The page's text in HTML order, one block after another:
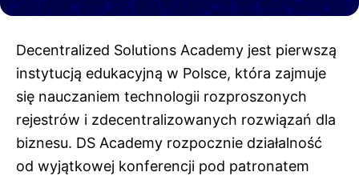
Decentralized Solutions Academy jest pierwszą
instytucją edukacyjną w Polsce, która zajmuje
się nauczaniem technologii rozproszonych
rejestrów i zdecentralizowanych rozwiązań dla
biznesu. DS Academy rozpocznie działalność
od wyjątkowej konferencji pod patronatem